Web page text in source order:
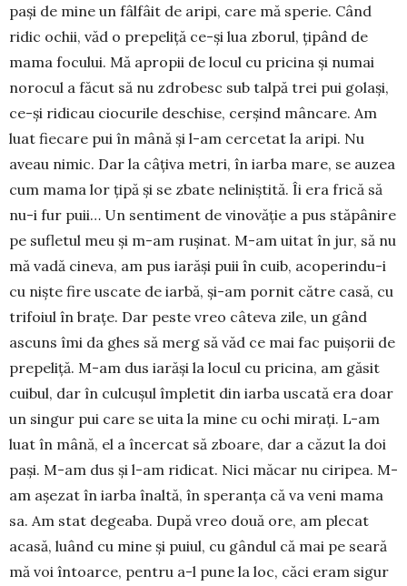
pași de mine un fâl­fâit de aripi, care mă sperie. Când
ridic ochii, văd o prepeliță ce-și lua zbo­rul, țipând de
mama focu­lui. Mă apropii de locul cu pricina și numai
norocul a făcut să nu zdro­besc sub talpă trei pui golași,
ce-și ridicau ciocu­rile deschise, cerșind mâncare. Am
luat fiecare pui în mână și l-am cer­cetat la aripi. Nu
aveau nimic. Dar la câți­va metri, în iarba mare, se auzea
cum mama lor țipă și se zbate ne­liniștită. Îi era frică să
nu-i fur puii… Un sentiment de vinovăție a pus stăpânire
pe sufletul meu și m-am rușinat. M-am uitat în jur, să nu
mă vadă cineva, am pus iarăși puii în cuib, acoperindu-i
cu niște fire uscate de iarbă, și-am pornit că­tre casă, cu
trifoiul în brațe. Dar peste vreo câteva zile, un gând
ascuns îmi da ghes să merg să văd ce mai fac puișorii de
pre­peliță. M-am dus iarăși la locul cu pri­cina, am găsit
cuibul, dar în culcu­șul împletit din iar­ba us­cată era doar
un singur pui care se uita la mine cu ochi mirați. L-am
luat în mână, el a încercat să zboare, dar a căzut la doi
pași. M-am dus și l-am ridicat. Nici măcar nu ciri­pea. M-
am așezat în iarba înal­tă, în speranța că va veni ma­ma
sa. Am stat degeaba. După vreo două ore, am plecat
acasă, luând cu mine și puiul, cu gândul că mai pe seară
mă voi întoarce, pentru a-l pune la loc, căci eram sigur